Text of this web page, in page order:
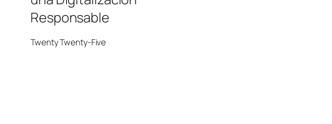
Responsable
Twenty Twenty-Five